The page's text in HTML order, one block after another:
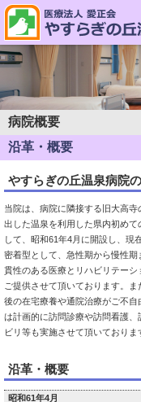
病院概要
沿革・概要
やすらぎの丘温泉病院
当院は、病院に隣接する旧大高寺
出した温泉を利用した県内初めて
して、昭和61年4月に開設し、現
密着型として、急性期から慢性期
貫性のある医療とリハビリテーシ
ご提供させて頂いております。ま
後の在宅療養や通院治療がご不自
は計画的に訪問診療や訪問看護、
ビリ等も実施させて頂いておりま
沿革・概要
昭和61年4月